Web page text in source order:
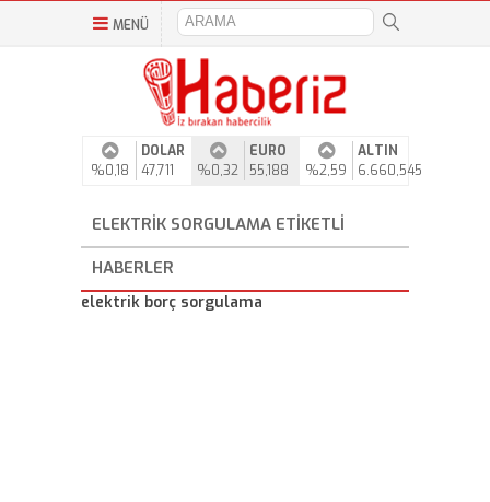
MENÜ
%0,18
DOLAR
47,711
%0,32
EURO
55,188
%2,59
ALTIN
6.660,545
ELEKTRIK SORGULAMA ETIKETLI
HABERLER
elektrik borç sorgulama